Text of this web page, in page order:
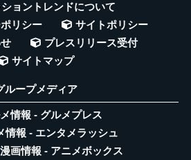
ョントレンドについて
リシー
サイトポリシー
プレスリリース受付
サイトマップ
ループメディア
情報 - グルメプレス
情報 - エンタメラッシュ
画情報 - アニメボックス